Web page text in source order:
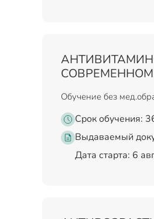
Обучение без
Срок обучения:
Выдаваемый
Дата старта: 6